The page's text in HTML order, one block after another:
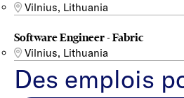
Vilnius, Lithuania
Software Engineer - Fabric
Vilnius, Lithuania
Des emplois